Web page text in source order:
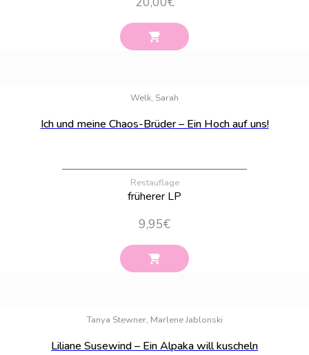
Welk, Sarah
Ich und meine Chaos-Brüder – Ein Hoch auf uns!
Restauflage
früherer LP
9,95€
Tanya Stewner, Marlene Jablonski
Liliane Susewind – Ein Alpaka will kuscheln